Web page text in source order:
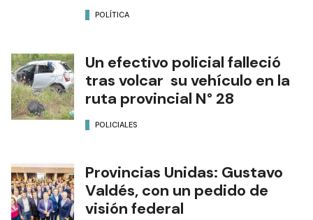
POLÍTICA
Un efectivo policial falleció
tras volcar su vehículo en la
ruta provincial N° 28
POLICIALES
Provincias Unidas: Gustavo
Valdés, con un pedido de
visión federal